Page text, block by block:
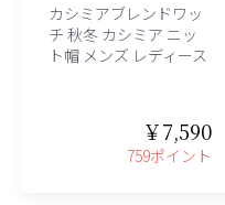
カシミアブレンドワッ
チ 秋冬 カシミア ニッ
ト帽 メンズ レディース
￥7,590
759ポイント